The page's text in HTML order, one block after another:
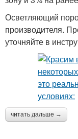
Осветляющий
производителя.
уточняйте в
читать дальше →